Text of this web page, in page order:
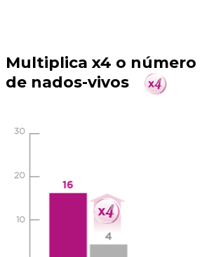
Multiplica x4 o número
de nados-vivos